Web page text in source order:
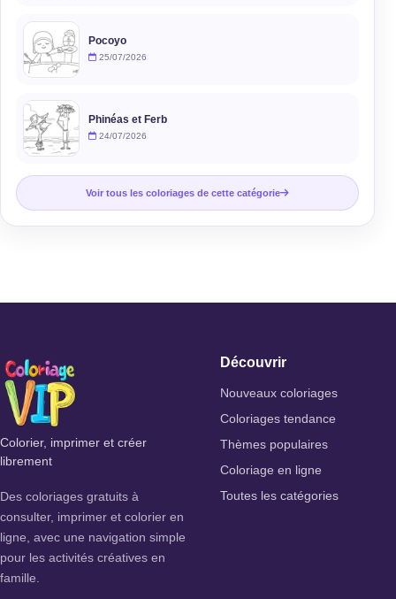
Pocoyo
25/07/2026
Phinéas et Ferb
24/07/2026
Voir tous les coloriages de cette catégorie
Colorier, imprimer et créer
librement
Des coloriages gratuits à
consulter, imprimer et colorier en
ligne, avec une navigation simple
pour les activités créatives en
famille.
Découvrir
Nouveaux coloriages
Coloriages tendance
Thèmes populaires
Coloriage en ligne
Toutes les catégories